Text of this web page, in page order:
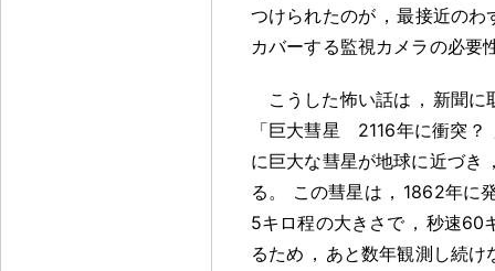
つけられたのが ， 最接近のわ
カバーする監視カメラの必要
こうした怖い話は ， 新聞に
「巨大彗星 2116年に衝突 ？
に巨大な彗星が地球に近づき
る 。 この彗星は ， 1862年に
5キロ程の大きさで ， 秒速60
るため ， あと数年観測し続け